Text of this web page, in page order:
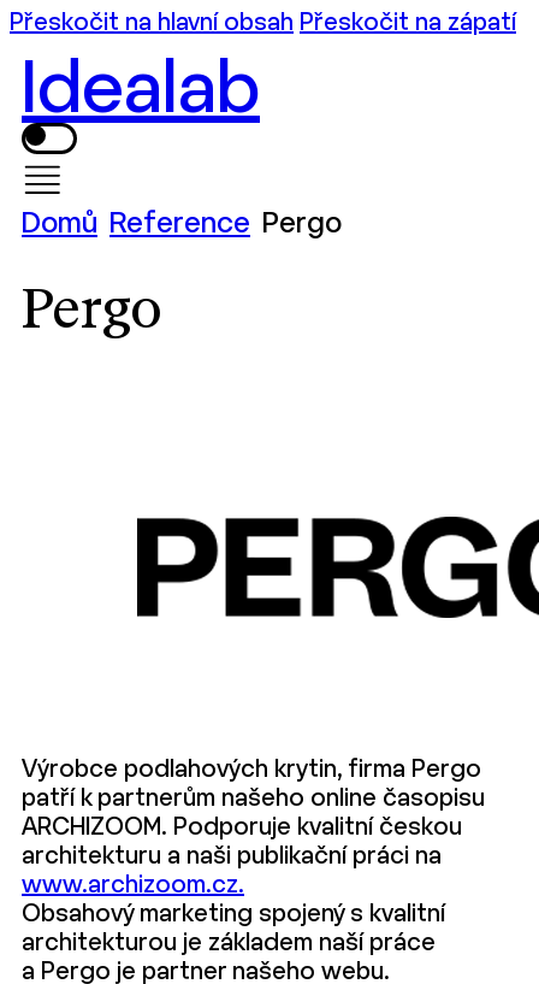
Přeskočit na hlavní obsah Přeskočit na zápatí
Idealab
Domů Reference Pergo
Pergo
Výrobce podlahových krytin, firma Pergo
patří k partnerům našeho online časopisu
ARCHIZOOM. Podporuje kvalitní českou
architekturu a naši publikační práci na
www.archizoom.cz.
Obsahový marketing spojený s kvalitní
architekturou je základem naší práce
a Pergo je partner našeho webu.